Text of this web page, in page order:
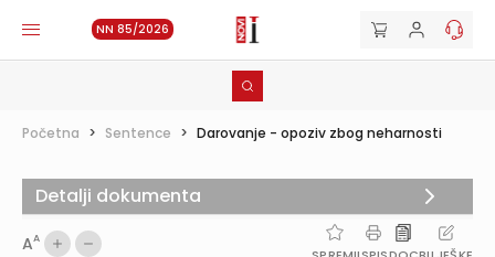
NN 85/2026
Početna > Sentence > Darovanje - opoziv zbog neharnosti
AA
Detalji dokumenta